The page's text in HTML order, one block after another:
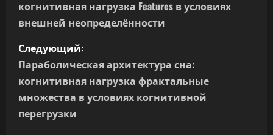
в
и
г
а
ц
когнитивная нагрузка Features в условиях
внешней неопределённости
Следующий:
Параболическая архитектура сна:
когнитивная нагрузка фрактальные
множества в условиях когнитивной
перегрузки